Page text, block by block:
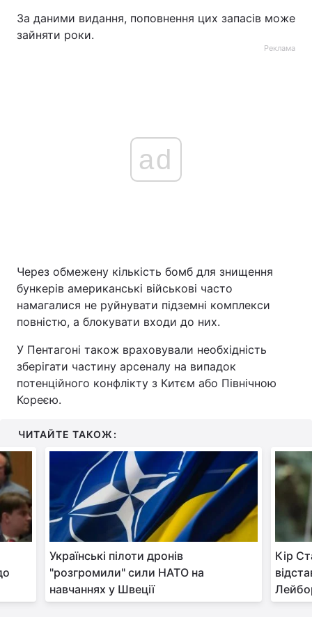
За даними видання, поповнення цих запасів може
зайняти роки.
Реклама
ad
Через обмежену кількість бомб для знищення
бункерів американські військові часто
намагалися не руйнувати підземні комплекси
повністю, а блокувати входи до них.
У Пентагоні також враховували необхідність
зберігати частину арсеналу на випадок
потенційного конфлікту з Китєм або Північною
Кореєю.
ЧИТАЙТЕ ТАКОЖ:
Українські пілоти дронів
"розгромили" сили НАТО на
навчаннях у Швеції
Кір